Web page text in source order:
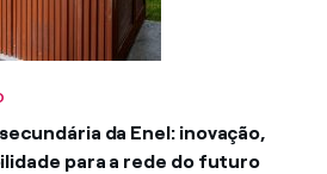
da Enel: inovação,
para a rede do futuro